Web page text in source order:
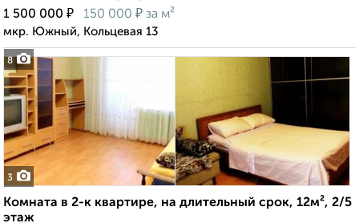
8
1 500 000 ₽ 150 000 ₽ за м²
мкр. Южный, Кольцевая 13
3
Комната в 2-к квартире, на длительный срок, 12м², 2/5
этаж